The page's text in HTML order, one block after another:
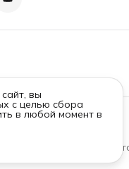
© 2025
вы
с целью сбора
в любой момент в